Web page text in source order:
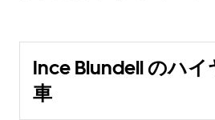
Ince Blundell のハイ
車